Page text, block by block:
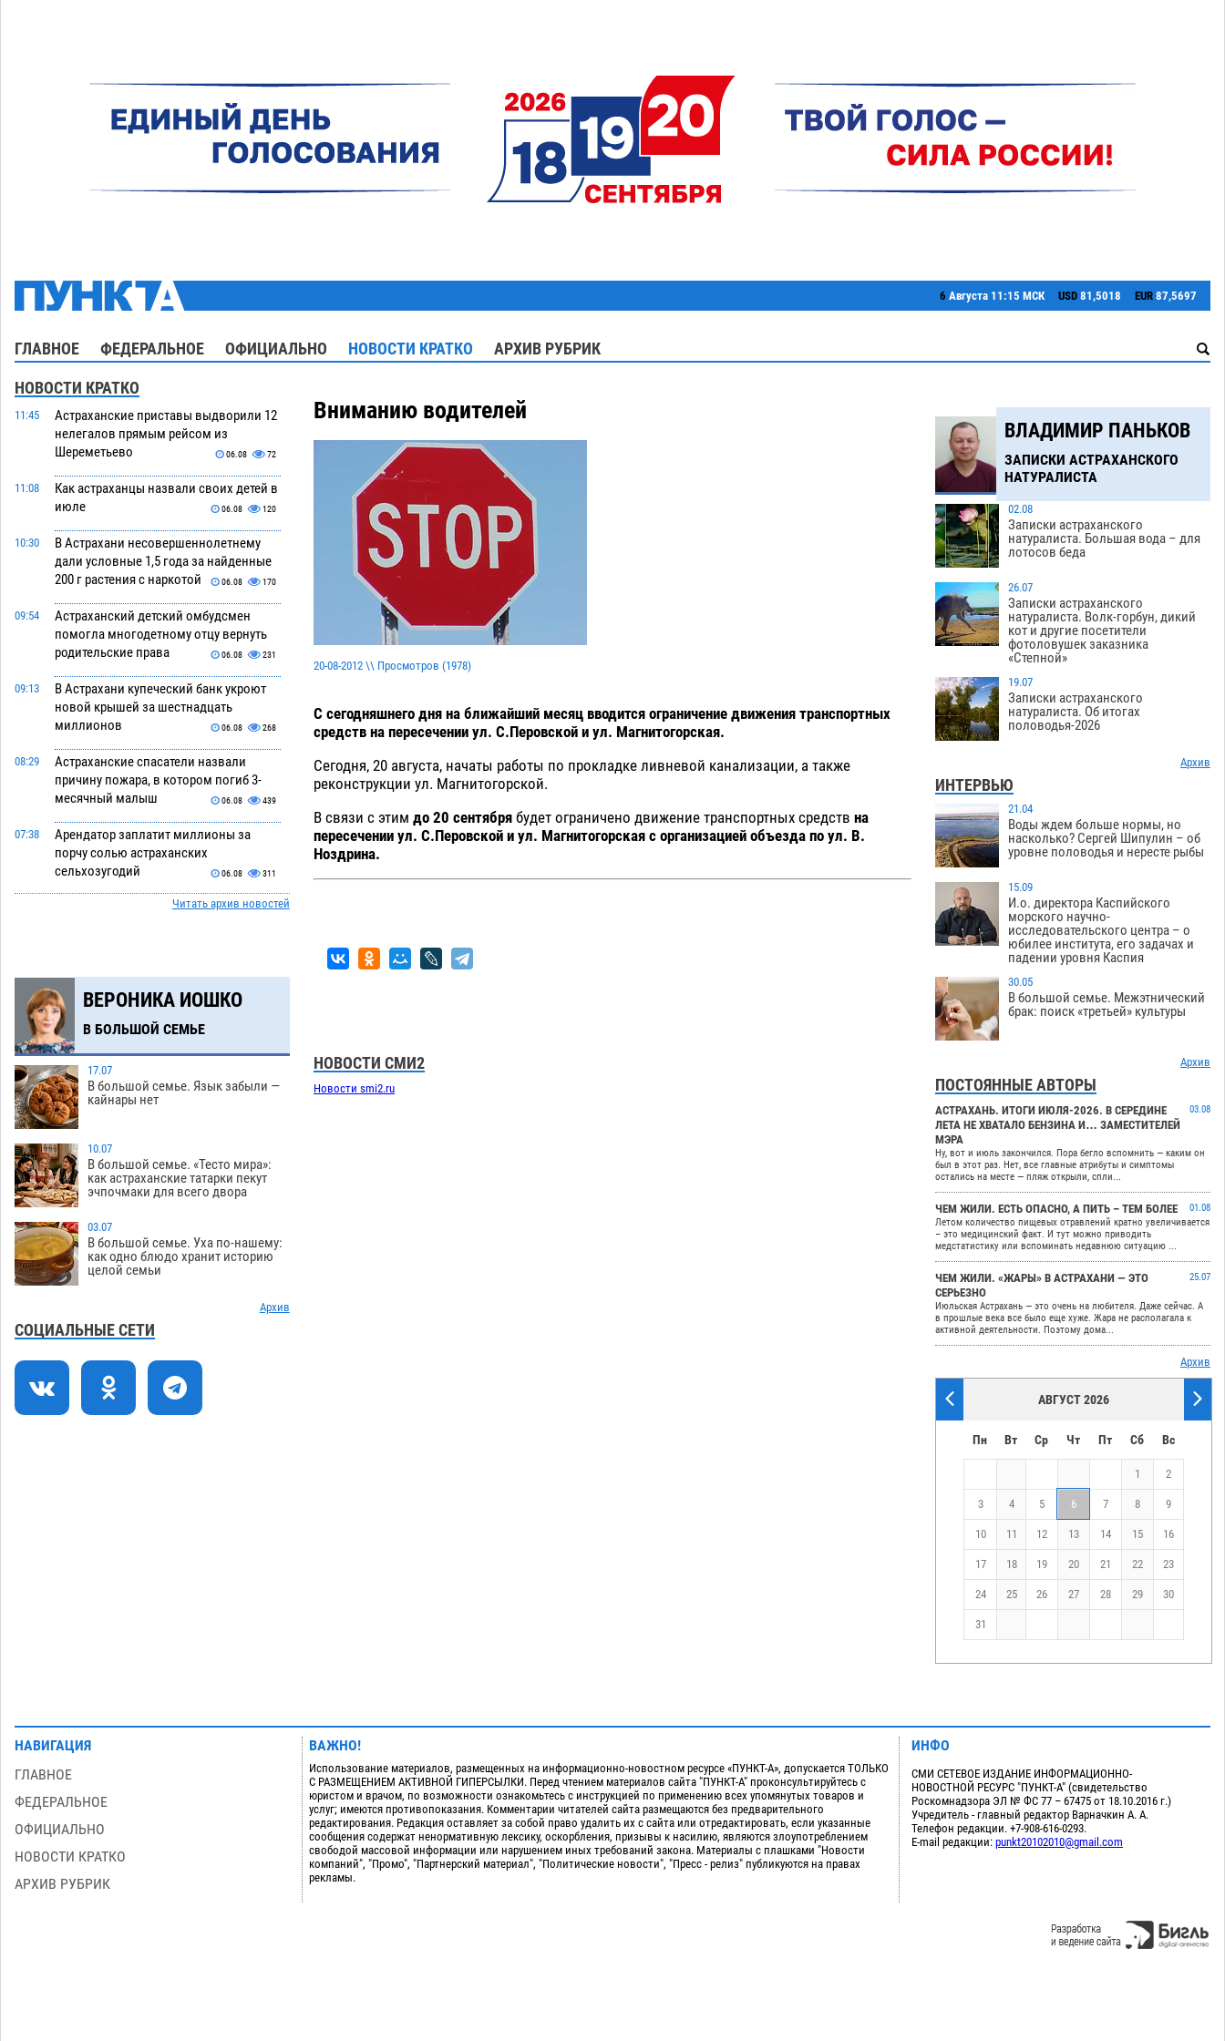
6 Августа 11:15 МСК USD 81,5018 EUR 87,5697
ГЛАВНОЕ ФЕДЕРАЛЬНОЕ ОФИЦИАЛЬНО НОВОСТИ КРАТКО АРХИВ РУБРИК
НОВОСТИ КРАТКО
11:45
Астраханские приставы выдворили 12
нелегалов прямым рейсом из
Шереметьево
06.08 72
11:08
Как астраханцы назвали своих детей в
июле
06.08 120
10:30
В Астрахани несовершеннолетнему
дали условные 1,5 года за найденные
200 г растения с наркотой
06.08 170
09:54
Астраханский детский омбудсмен
помогла многодетному отцу вернуть
родительские права
06.08 231
09:13
В Астрахани купеческий банк укроют
новой крышей за шестнадцать
миллионов
06.08 268
08:29
Астраханские спасатели назвали
причину пожара, в котором погиб 3-
месячный малыш
06.08 439
07:38
Арендатор заплатит миллионы за
порчу солью астраханских
сельхозугодий
06.08 311
Завтра погода вновь заставит
выставили в астраханском музее
05.08
18:29
Маленькую девочку увезли в больницу
после ДТП у «Алимпика» в Астрахани
16:31
Всероссийская летняя перепись
воробьев стартует в Астрахани
15:58
Астраханские пожарные поезда с
начала года десять раз выезжали на
15:14
Гость из Чечни утонул в реке под
Астраханью
Попытка спасти знакомого привела
трех астраханок под уголовную статью
14:00
Тысяча четыреста астраханцев
пересели на электромобили
Читать архив новостей
ВЕРОНИКА ИОШКО
В БОЛЬШОЙ СЕМЬЕ
17.07
В большой семье. Язык забыли —
кайнары нет
10.07
В большой семье. «Тесто мира»:
как астраханские татарки пекут
эчпочмаки для всего двора
03.07
В большой семье. Уха по-нашему:
как одно блюдо хранит историю
целой семьи
Архив
СОЦИАЛЬНЫЕ СЕТИ
Вниманию водителей
20-08-2012 \\ Просмотров (1978)
С сегодняшнего дня на ближайший месяц вводится ограничение движения транспортных
средств на пересечении ул. С.Перовской и ул. Магнитогорская.
Сегодня, 20 августа, начаты работы по прокладке ливневой канализации, а также
реконструкции ул. Магнитогорской.
В связи с этим до 20 сентябрябудет ограничено движение транспортных средств на
пересечении ул. С.Перовской и ул. Магнитогорская с организацией объезда по ул. В.
Ноздрина.
НОВОСТИ СМИ2
Новости smi2.ru
ВЛАДИМИР ПАНЬКОВ
ЗАПИСКИ АСТРАХАНСКОГО
НАТУРАЛИСТА
02.08
Записки астраханского
натуралиста. Большая вода – для
лотосов беда
26.07
Записки астраханского
натуралиста. Волк-горбун, дикий
кот и другие посетители
фотоловушек заказника
«Степной»
19.07
Записки астраханского
натуралиста. Об итогах
половодья-2026
Архив
ИНТЕРВЬЮ
21.04
Воды ждем больше нормы, но
насколько? Сергей Шипулин – об
уровне половодья и нересте рыбы
15.09
И.о. директора Каспийского
морского научно-
исследовательского центра – о
юбилее института, его задачах и
падении уровня Каспия
30.05
В большой семье. Межэтнический
брак: поиск «третьей» культуры
Архив
ПОСТОЯННЫЕ АВТОРЫ
АСТРАХАНЬ. ИТОГИ ИЮЛЯ-2026. В СЕРЕДИНЕ
ЛЕТА НЕ ХВАТАЛО БЕНЗИНА И… ЗАМЕСТИТЕЛЕЙ
МЭРА
03.08
Ну, вот и июль закончился. Пора бегло вспомнить — каким он
был в этот раз. Нет, все главные атрибуты и симптомы
остались на месте — пляж открыли, спли...
ЧЕМ ЖИЛИ. ЕСТЬ ОПАСНО, А ПИТЬ – ТЕМ БОЛЕЕ
01.08
Летом количество пищевых отравлений кратно увеличивается
– это медицинский факт. И тут можно приводить
медстатистику или вспоминать недавнюю ситуацию ...
ЧЕМ ЖИЛИ. «ЖАРЫ» В АСТРАХАНИ — ЭТО
СЕРЬЕЗНО
25.07
Июльская Астрахань — это очень на любителя. Даже сейчас. А
в прошлые века все было еще хуже. Жара не располагала к
активной деятельности. Поэтому дома...
Архив
АВГУСТ 2026
Пн Вт Ср Чт Пт Сб Вс
1 2
3 4 5 6 7 8 9
10 11 12 13 14 15 16
17 18 19 20 21 22 23
24 25 26 27 28 29 30
31
НАВИГАЦИЯ
ГЛАВНОЕ
ФЕДЕРАЛЬНОЕ
ОФИЦИАЛЬНО
НОВОСТИ КРАТКО
АРХИВ РУБРИК
ВАЖНО!
Использование материалов, размещенных на информационно-новостном ресурсе «ПУНКТ-А», допускается ТОЛЬКО
С РАЗМЕЩЕНИЕМ АКТИВНОЙ ГИПЕРСЫЛКИ. Перед чтением материалов сайта "ПУНКТ-А" проконсультируйтесь с
юристом и врачом, по возможности ознакомьтесь с инструкцией по применению всех упомянутых товаров и
услуг; имеются противопоказания. Комментарии читателей сайта размещаются без предварительного
редактирования. Редакция оставляет за собой право удалить их с сайта или отредактировать, если указанные
сообщения содержат ненормативную лексику, оскорбления, призывы к насилию, являются злоупотреблением
свободой массовой информации или нарушением иных требований закона. Материалы с плашками "Новости
компаний", "Промо", "Партнерский материал", "Политические новости", "Пресс - релиз" публикуются на правах
рекламы.
ИНФО
СМИ СЕТЕВОЕ ИЗДАНИЕ ИНФОРМАЦИОННО-
НОВОСТНОЙ РЕСУРС "ПУНКТ-А" (свидетельство
Роскомнадзора ЭЛ № ФС 77 – 67475 от 18.10.2016 г.)
Учредитель - главный редактор Варначкин А. А.
Телефон редакции. +7-908-616-0293.
E-mail редакции: punkt20102010@gmail.com